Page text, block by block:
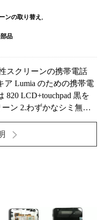
ンの取り替え
品
スクリーンの携帯電話
Lumia のための携帯電
LCD+touchpad 黒を
ン 2.わずかなシミ無し
1 のすべてのテスト; 2